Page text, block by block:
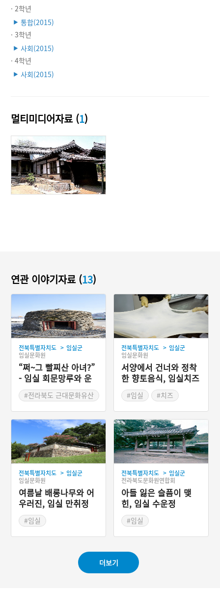
· 2학년
▶ 통합(2015)
· 3학년
▶ 사회(2015)
· 4학년
▶ 사회(2015)
멀티미디어자료 (1)
사진출처: 문화재청
연관 이야기자료 (13)
전북특별자치도 > 임실군
임실문화원
“쩌~그 빨찌산 아녀?”
- 임실 회문망루와 운
암망루
#전라북도 근대문화유산
전북특별자치도 > 임실군
임실문화원
서양에서 건너와 정착
한 향토음식, 임실치즈
#임실
#치즈
#임실 가볼만한곳
#예능프로그램 음식
전북특별자치도 > 임실군
임실문화원
여름날 배롱나무와 어
우러진, 임실 만취정
#임실
전북특별자치도 > 임실군
전라북도문화원연합회
아들 잃은 슬픔이 맺
힌, 임실 수운정
#임실
더보기